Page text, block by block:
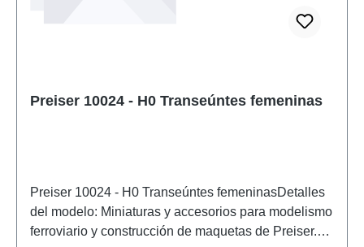
Preiser 10024 - H0 Transeúntes femeninas
Preiser 10024 - H0 Transeúntes femeninasDetalles
del modelo: Miniaturas y accesorios para modelismo
ferroviario y construcción de maquetas de Preiser.